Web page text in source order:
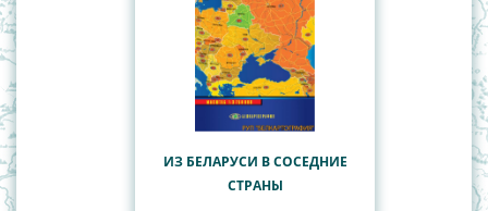
ИЗ БЕЛАРУСИ В СОСЕДНИЕ
СТРАНЫ